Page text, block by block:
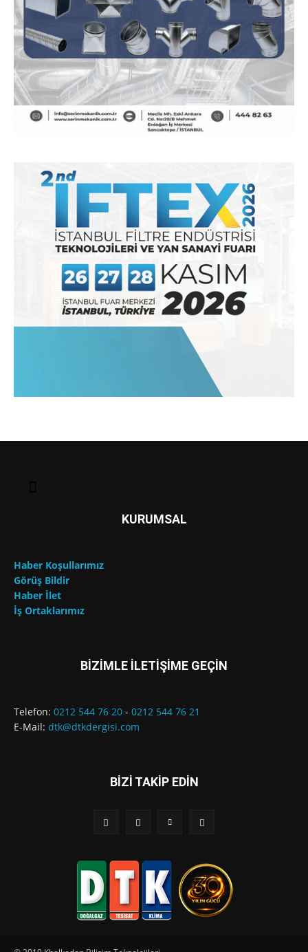
KURUMSAL
Haber Koşullarımız
Görüş Bildir
Haber İlet
İş Ortaklarımız
BİZİMLE İLETİŞİME GEÇİN
Telefon: 0212 544 76 20 - 0212 544 76 21
E-Mail: dtk@dtkdergisi.com
BİZİ TAKİP EDİN